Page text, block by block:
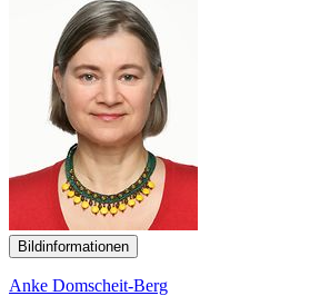
Bildinformationen
Anke Domscheit-Berg